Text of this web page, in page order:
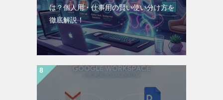
は？個人用・仕事用の賢い使い分け方を
徹底解説！